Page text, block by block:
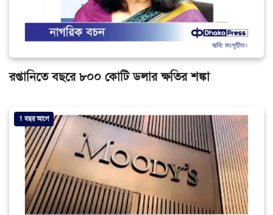
রপ্তানিতে বছরে ৮০০ কোটি ডলার ক্ষতির শঙ্কা
1 বছর আগে